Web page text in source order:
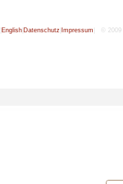
English Datenschutz Impressum | © 2009